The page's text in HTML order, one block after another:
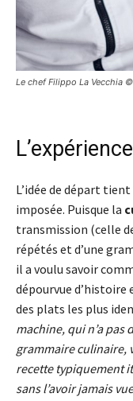
Le chef Filippo La Vecchia
L’idée de départ
imposée. Puisque la
transmission (celle
répétés et d’une
il a voulu savoir
dépourvue d’histoire
des plats les plus
machine, qui n’a pas
grammaire culinaire,
recette typiquement
sans l’avoir jamais